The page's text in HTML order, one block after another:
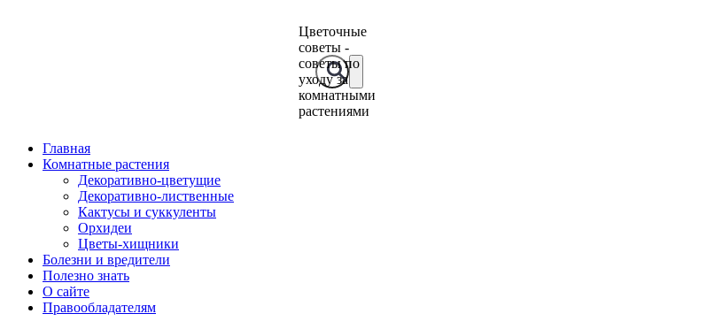
Цветочные
советы -
советы по
уходу за
комнатными
растениями
Главная
Комнатные растения
Декоративно-цветущие
Декоративно-лиственные
Кактусы и суккуленты
Орхидеи
Цветы-хищники
Болезни и вредители
Полезно знать
О сайте
Правообладателям